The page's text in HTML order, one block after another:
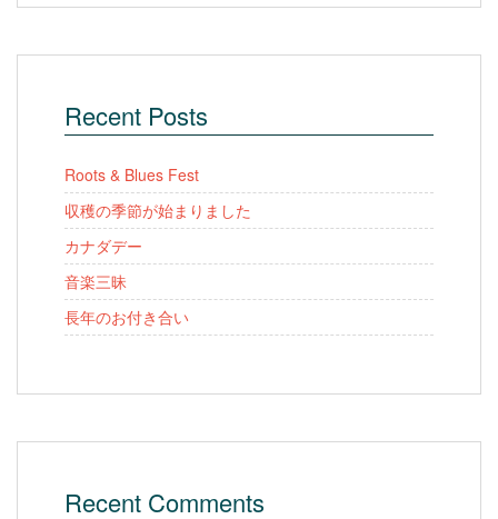
Recent Posts
Roots & Blues Fest
収穫の季節が始まりました
カナダデー
音楽三昧
長年のお付き合い
Recent Comments